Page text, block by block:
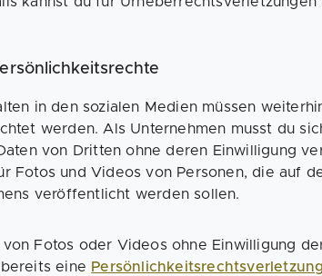
in den sozialen Medien müssen
werden. Als Unternehmen musst du
von Dritten ohne deren Einwilligung
Fotos und Videos von Personen, die auf
veröffentlicht werden sollen.
Fotos oder Videos ohne Einwilligung
eine Persönlichkeitsrechtsverletzung